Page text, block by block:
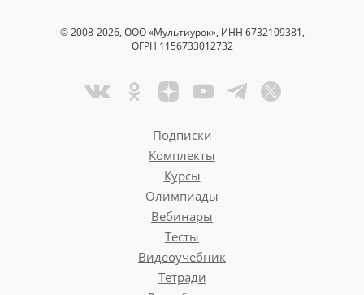
© 2008-2026, ООО «Мультиурок», ИНН 6732109381,
ОГРН 1156733012732
Подписки
Комплекты
Курсы
Олимпиады
Вебинары
Тесты
Видеоучебник
Тетради